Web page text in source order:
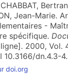
Jean-Marie.
-
spécifique.
2000, Vol.
10.3166/dn.4.3-
doi.org